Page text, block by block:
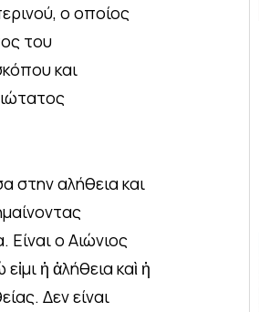
ο οποίος
του
και
στην αλήθεια και
ο Αιώνιος
ἡ ἀλήθεια καὶ ἡ
Δεν είναι